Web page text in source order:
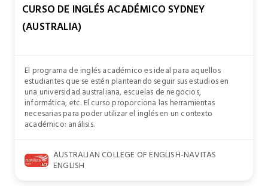
CURSO DE INGLÉS ACADÉMICO SYDNEY
(AUSTRALIA)
El programa de inglés académico es ideal para aquellos
estudiantes que se estén planteando seguir sus estudios en
una universidad australiana, escuelas de negocios,
informática, etc. El curso proporciona las herramientas
necesarias para poder utilizar el inglés en un contexto
académico: análisis.
AUSTRALIAN COLLEGE OF ENGLISH-NAVITAS
ENGLISH